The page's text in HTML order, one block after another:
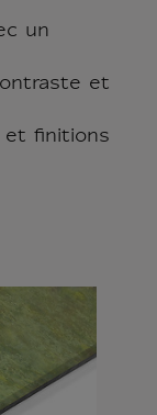
un
et
et finitions